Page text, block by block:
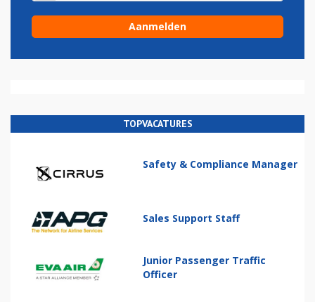
TOPVACATURES
Safety & Compliance Manager
Sales Support Staff
Junior Passenger Traffic
Officer